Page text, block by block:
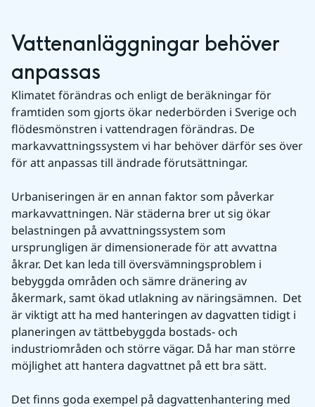
Vattenanläggningar behöver
anpassas
Klimatet förändras och enligt de beräkningar för
framtiden som gjorts ökar nederbörden i Sverige och
flödesmönstren i vattendragen förändras. De
markavvattningssystem vi har behöver därför ses över
för att anpassas till ändrade förutsättningar.
Urbaniseringen är en annan faktor som påverkar
markavvattningen. När städerna brer ut sig ökar
belastningen på avvattningssystem som
ursprungligen är dimensionerade för att avvattna
åkrar. Det kan leda till översvämningsproblem i
bebyggda områden och sämre dränering av
åkermark, samt ökad utlakning av näringsämnen.  Det
är viktigt att ha med hanteringen av dagvatten tidigt i
planeringen av tättbebyggda bostads- och
industriområden och större vägar. Då har man större
möjlighet att hantera dagvattnet på ett bra sätt.
Det finns goda exempel på dagvattenhantering med